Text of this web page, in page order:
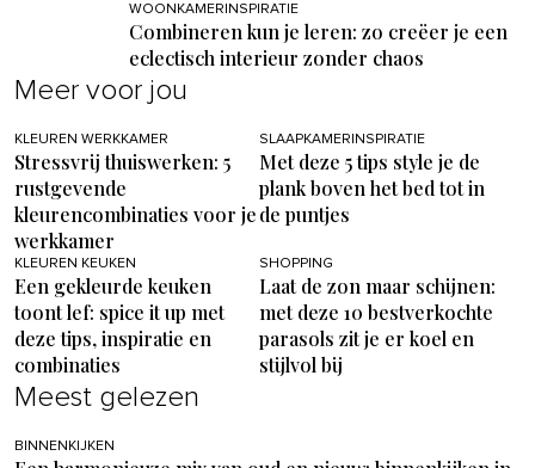
WOONKAMERINSPIRATIE
Combineren kun je leren: zo creëer je een
eclectisch interieur zonder chaos
Meer voor jou
KLEUREN WERKKAMER
Stressvrij thuiswerken: 5
rustgevende
kleurencombinaties voor je
werkkamer
SLAAPKAMERINSPIRATIE
Met deze 5 tips style je de
plank boven het bed tot in
de puntjes
KLEUREN KEUKEN
Een gekleurde keuken
toont lef: spice it up met
deze tips, inspiratie en
combinaties
SHOPPING
Laat de zon maar schijnen:
met deze 10 bestverkochte
parasols zit je er koel en
stijlvol bij
Meest gelezen
BINNENKIJKEN